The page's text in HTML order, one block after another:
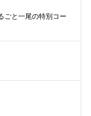
ごと一尾の特別コー